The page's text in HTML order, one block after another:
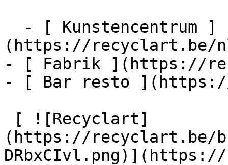
(https://recyclart.be/
- [ Fabrik ](https://
- [ Bar resto
(https://recyclart.be/